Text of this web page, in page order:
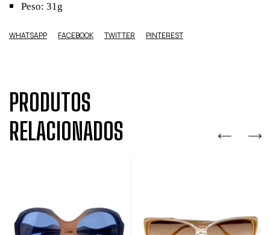
Peso: 31g
WHATSAPP FACEBOOK TWITTER PINTEREST
PRODUTOS
RELACIONADOS